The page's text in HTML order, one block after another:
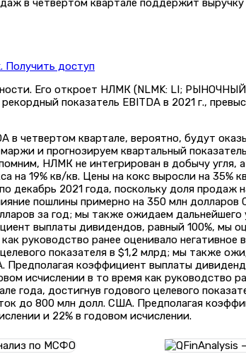
доступ
Его откроет НЛМК (NLMK: LI;
показатель EBITDA в 2021 г.,
четвертом квартале, вероятно, будут
и прогнозируем квартальный
НЛМК не интегрирован в добычу угля,
на 19% кв/кв. Цены на кокс выросли на 35%
декабрь 2021 года, поскольку доля продаж
пошлины примерно на 350 млн
за год; мы также ожидаем дальнейшего
выплаты дивидендов, равный 100%, мы
руководство ранее оценивало
показателя в $1,2 млрд; мы также
коэффициент выплаты
исчислении в то время как руководство
года, достигнув годового целевого
до 800 млн долл. США. Предполагая
и 22% в годовом исчислении.